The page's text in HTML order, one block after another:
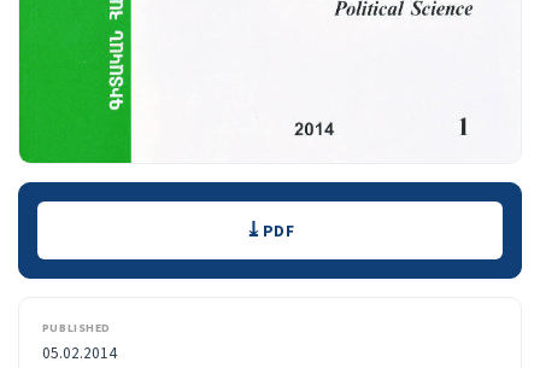
Downloads PDF
PUBLISHED
05.02.2014